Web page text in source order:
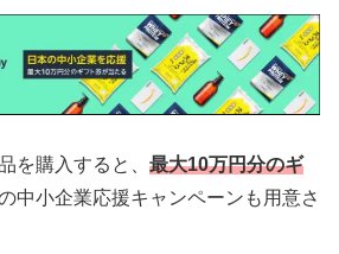
を購入すると、 最大10万円分のギ
中小企業応援キャンペーンも用意さ